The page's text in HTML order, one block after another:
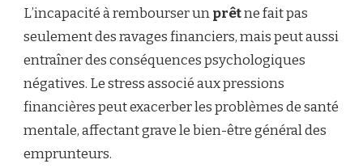
L’incapacité à rembourser unprêtne fait pas
seulement des ravages financiers, mais peut aussi
entraîner des conséquences psychologiques
négatives. Le stress associé aux pressions
financières peut exacerber les problèmes de santé
mentale, affectant grave le bien-être général des
emprunteurs.